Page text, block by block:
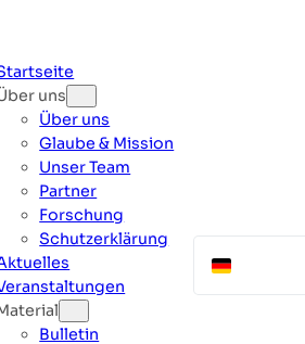
springen
uns
Über uns
Glaube & Mission
Unser Team
Partner
Forschung
Schutzerklärung
Bulletin